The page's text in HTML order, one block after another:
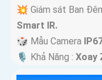
💥 Giám sát Ban
Smart IR.
🎲 Mẫu Camera
️🎙 Khả Năng : Xoay